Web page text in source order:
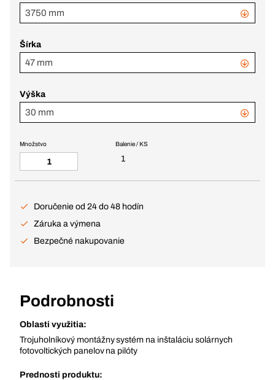
3750 mm
Šírka
47 mm
Výška
30 mm
Balenie / KS
1
Množstvo
Doručenie od 24 do 48 hodín
Záruka a výmena
Bezpečné nakupovanie
Podrobnosti
Oblasti využitia:
Trojuholníkový montážny systém na inštaláciu solárnych
fotovoltických panelov na pilóty
Prednosti produktu: